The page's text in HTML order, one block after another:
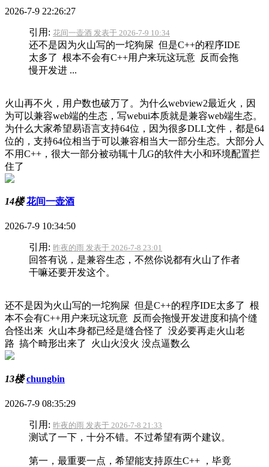
2026-7-9 22:26:27
引用: 花间一壶酒 发表于 2026-7-9 10:34
还不是因为火山写的一坨狗屎 但是C++的程序IDE
太多了 根本不会有C++用户来玩这玩意 反而会拖
慢开发进 ...
火山再不火，用户数也破万了。为什么webview2最近火，因
为可以兼容web端的生态，写webui本质就是兼容web端生态。
为什么大家希望易语言支持64位，因为很多DLL文件，都是64
位的，支持64位相当于可以兼容相当大一部分生态。大部分人
不用C++，很大一部分被动辄十几G的软件大小和环境配置拦
住了
14楼 花间一壶酒
2026-7-9 10:34:50
引用: 昨夜的雨 发表于 2026-7-8 23:01
回答有说，是兼容生态，不然你说都有火山了作者
干嘛还要开发这个。
还不是因为火山写的一坨狗屎 但是C++的程序IDE太多了 根
本不会有C++用户来玩这玩意 反而会拖慢开发进度和搞个缝
合怪出来 火山本身都已经是缝合怪了 没必要再走火山老
路 搞个畸形出来了 火山火没火 没点逼数么
13楼 chungbin
2026-7-9 08:35:29
引用: 昨夜的雨 发表于 2026-7-8 21:33
测试了一下，十分不错。不过希望有两个建议。
第一，最重要一点，希望能支持原生C++ ，毕竟